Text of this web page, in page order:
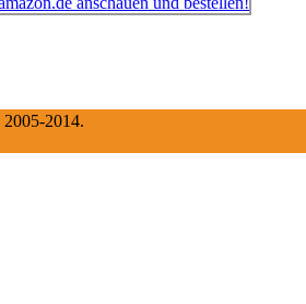
2014.